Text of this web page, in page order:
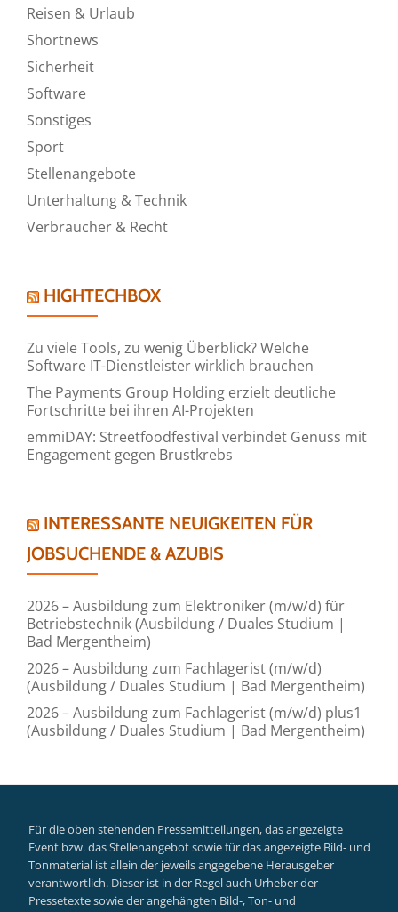
Reisen & Urlaub
Shortnews
Sicherheit
Software
Sonstiges
Sport
Stellenangebote
Unterhaltung & Technik
Verbraucher & Recht
HIGHTECHBOX
Zu viele Tools, zu wenig Überblick? Welche
Software IT-Dienstleister wirklich brauchen
The Payments Group Holding erzielt deutliche
Fortschritte bei ihren AI-Projekten
emmiDAY: Streetfoodfestival verbindet Genuss mit
Engagement gegen Brustkrebs
INTERESSANTE NEUIGKEITEN FÜR
JOBSUCHENDE & AZUBIS
2026 – Ausbildung zum Elektroniker (m/w/d) für
Betriebstechnik (Ausbildung / Duales Studium |
Bad Mergentheim)
2026 – Ausbildung zum Fachlagerist (m/w/d)
(Ausbildung / Duales Studium | Bad Mergentheim)
2026 – Ausbildung zum Fachlagerist (m/w/d) plus1
(Ausbildung / Duales Studium | Bad Mergentheim)
Für die oben stehenden Pressemitteilungen, das angezeigte
Event bzw. das Stellenangebot sowie für das angezeigte Bild- und
Tonmaterial ist allein der jeweils angegebene Herausgeber
verantwortlich. Dieser ist in der Regel auch Urheber der
Pressetexte sowie der angehängten Bild-, Ton- und